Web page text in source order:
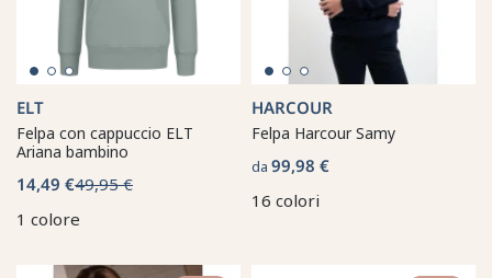
ELT
Felpa con cappuccio ELT
Ariana bambino
14,49 €49,95 €
1 colore
HARCOUR
Felpa Harcour Samy
da 99,98 €
16 colori